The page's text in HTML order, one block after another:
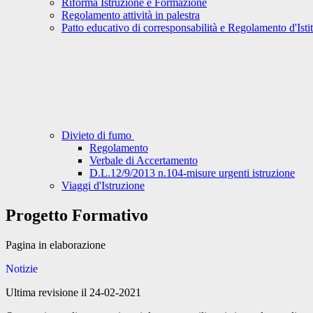
Riforma Istruzione e Formazione
Regolamento attività in palestra
Patto educativo di corresponsabilità e Regolamento
Divieto di fumo
Regolamento
Verbale di Accertamento
D.L.12/9/2013 n.104-misure urgenti istruzione
Viaggi d'Istruzione
Progetto Formativo
Pagina in elaborazione
Notizie
Ultima revisione il 24-02-2021